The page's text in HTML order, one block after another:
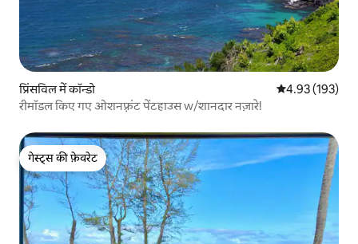
प्रिंसविल में कॉन्डो औसत रेटिंग 5 में से
4.93 (193)
रीमॉडल किए गए ओशनफ़्रंट पेंटहाउस w/शानदार नज़ारे!
गेस्ट्स की फ़ेवरेट
गेस्ट्स की फ़ेवरेट